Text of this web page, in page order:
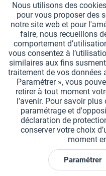
INFORMATIONS
MODES DE PAIEMENT
*Tous les prix comprennent la
Paramètres des cookies
Gravures laser sur des témoins
Aide et support
Retour &
Protection des données
Déclarer
Suivi
Nous utilisons des
pour vous proposer des
notre site web et pour
faire, nous recueillons
comportement
vous consentez à
similaires aux fins
traitement de vos données
Paramétrer », vous
retirer à tout moment
l’avenir. Pour savoir
paramétrage et
déclaration de
conserver votre choix
moment
Paramétrer